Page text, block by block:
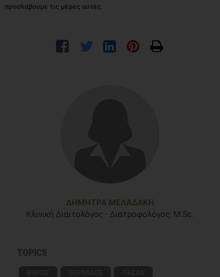
προσλάβουμε τις μέρες αυτές.
ΔΉΜΗΤΡΑ ΜΕΛΑΔΆΚΗ
Κλινική Διαιτολόγος - Διατροφολόγος, M.Sc.
TOPICS
ΒΑΡΟΣ ΘΕΡΜΙΔΕΣ ΠΑΣΧΑ